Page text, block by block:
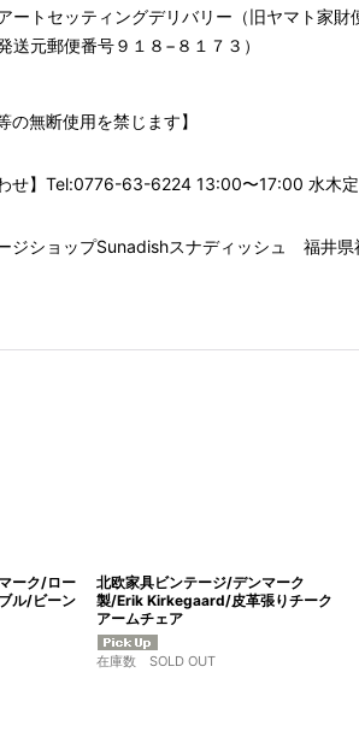
ートセッティングデリバリー （旧ヤマト家財
発送元郵便番号９１８−８１７３）
の無断使用を禁じます】
わせ】Tel:0776-63-6224 13:00〜17:00 水木
ージショップSunadishスナディッシュ 福井
ーク/ロー
ル/ビーン
北欧家具ビンテージ/デンマーク
製/Erik Kirkegaard/皮革張りチーク
アームチェア
在庫数 SOLD OUT